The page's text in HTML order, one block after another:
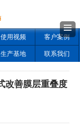
使用视频 客户案例
生产基地 联系我们
改善膜层重叠度